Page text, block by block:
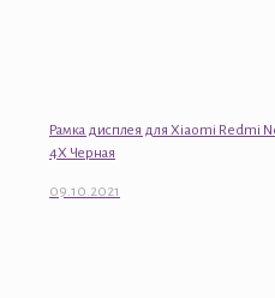
Рамка дисплея для Xiaomi Redmi
4X Черная
09.10.2021